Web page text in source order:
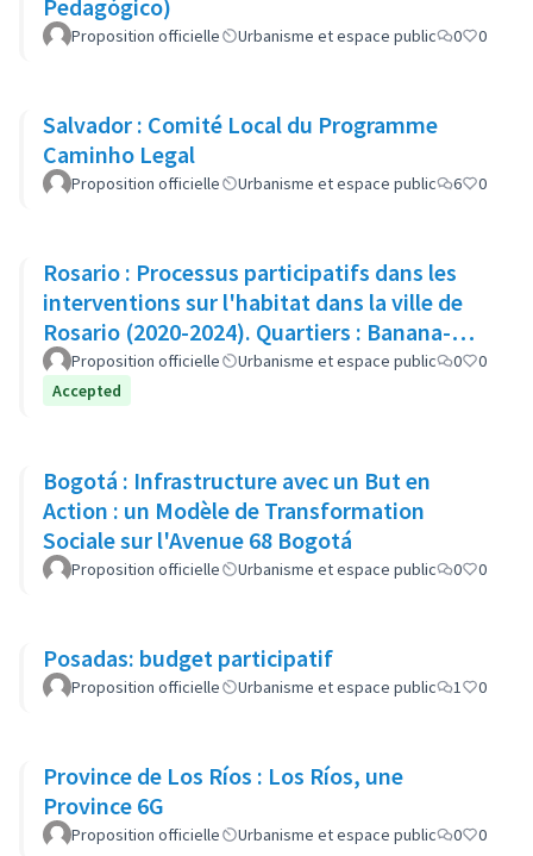
Pedagógico)
Proposition officielle Urbanisme et espace public 0 0
Salvador : Comité Local du Programme
Caminho Legal
Proposition officielle Urbanisme et espace public 6 0
Rosario : Processus participatifs dans les
interventions sur l'habitat dans la ville de
Rosario (2020-2024). Quartiers : Banana-
Cordon Ayacucho-Cullen
Proposition officielle Urbanisme et espace public 0
0
Accepted
Bogotá : Infrastructure avec un But en
Action : un Modèle de Transformation
Sociale sur l'Avenue 68 Bogotá
Proposition officielle Urbanisme et espace public 0 0
Posadas: budget participatif
Proposition officielle Urbanisme et espace public 1 0
Province de Los Ríos : Los Ríos, une
Province 6G
Proposition officielle Urbanisme et espace public 0 0